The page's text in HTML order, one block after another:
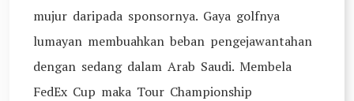
mujur daripada sponsornya. Gaya golfnya
lumayan membuahkan beban pengejawantahan
dengan sedang dalam Arab Saudi. Membela
FedEx Cup maka Tour Championship